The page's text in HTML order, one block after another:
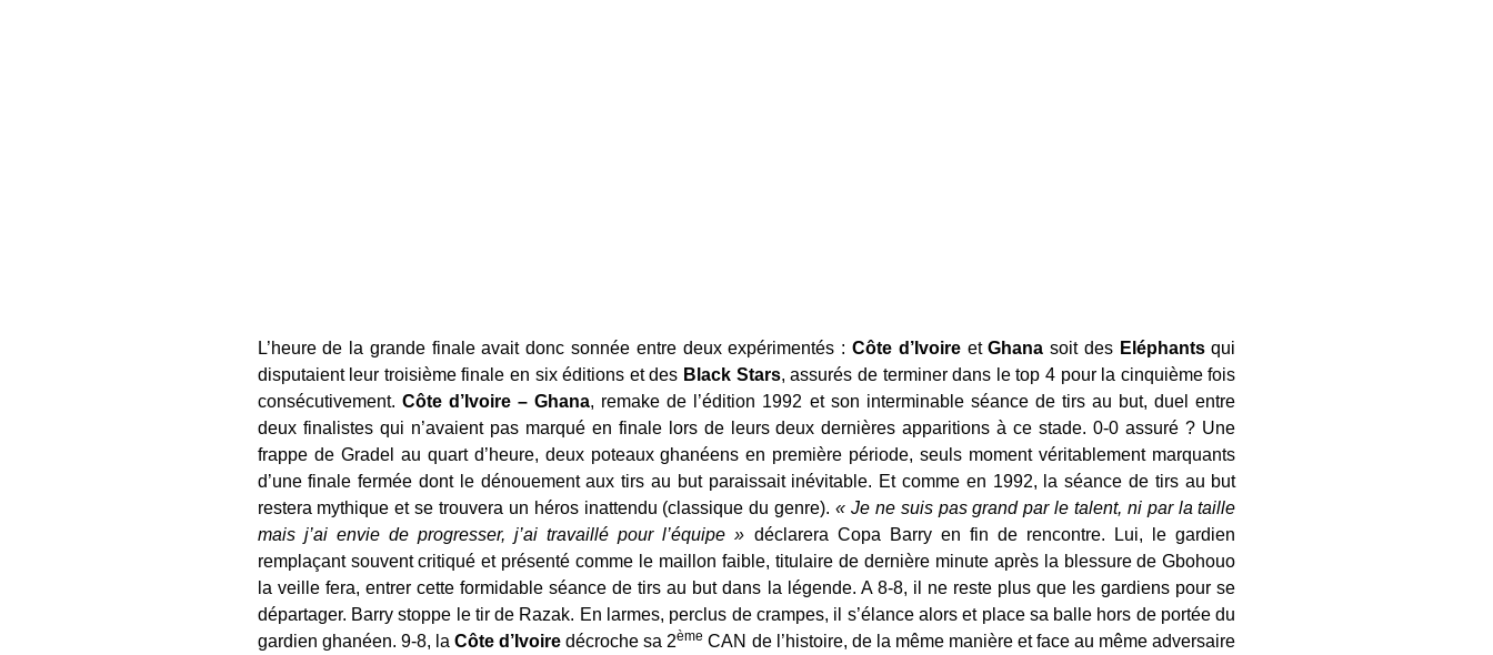
L’heure de la grande finale avait donc sonnée entre deux expérimentés : Côte d’IvoireetGhana soit des Eléphantsqui
disputaient leur troisième finale en six éditions et des Black Stars, assurés de terminer dans le top 4 pour la cinquième fois
consécutivement. Côte d’Ivoire – Ghana, remake de l’édition 1992 et son interminable séance de tirs au but, duel entre
deux finalistes qui n’avaient pas marqué en finale lors de leurs deux dernières apparitions à ce stade. 0-0 assuré ? Une
frappe de Gradel au quart d’heure, deux poteaux ghanéens en première période, seuls moment véritablement marquants
d’une finale fermée dont le dénouement aux tirs au but paraissait inévitable. Et comme en 1992, la séance de tirs au but
restera mythique et se trouvera un héros inattendu (classique du genre).« Je ne suis pas grand par le talent, ni par la taille
mais j’ai envie de progresser, j’ai travaillé pour l’équipe » déclarera Copa Barry en fin de rencontre. Lui, le gardien
remplaçant souvent critiqué et présenté comme le maillon faible, titulaire de dernière minute après la blessure de Gbohouo
la veille fera, entrer cette formidable séance de tirs au but dans la légende. A 8-8, il ne reste plus que les gardiens pour se
départager. Barry stoppe le tir de Razak. En larmes, perclus de crampes, il s’élance alors et place sa balle hors de portée du
gardien ghanéen. 9-8, la Côte d’Ivoire décroche sa 2ème CAN de l’histoire, de la même manière et face au même adversaire